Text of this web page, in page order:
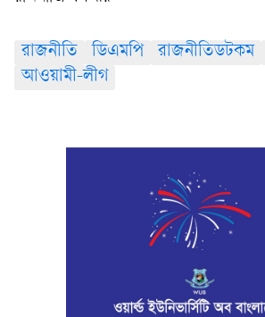
রাজনীতি ডিএমপি রাজনীতিডটকম
আওয়ামী-লীগ